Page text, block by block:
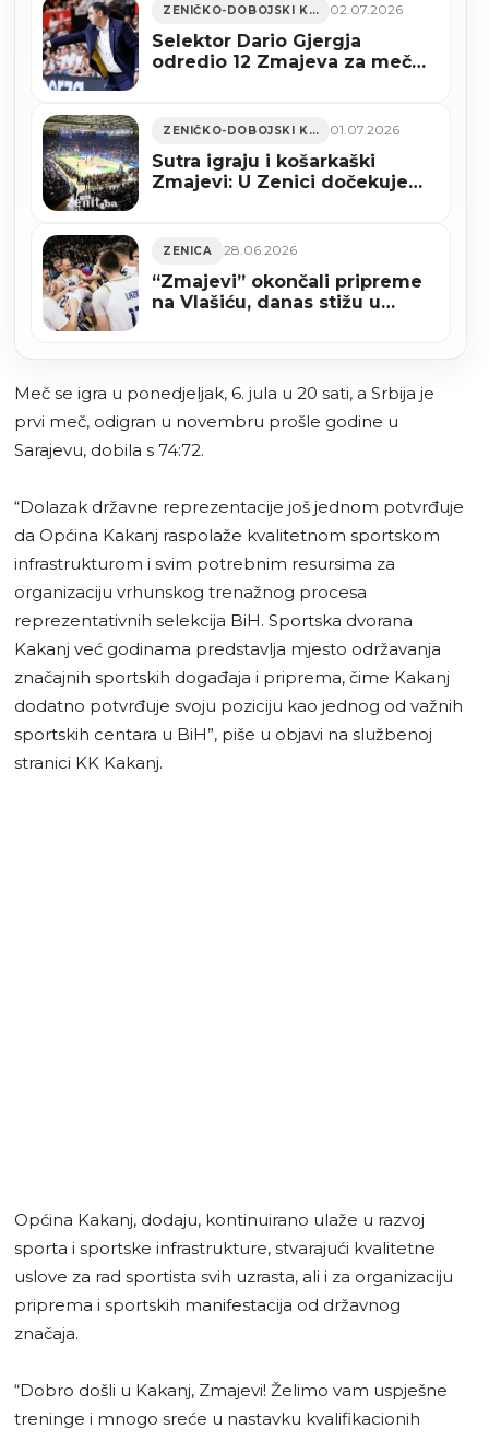
ZENIČKO-DOBOJSKI KANTON 02.07.2026
Selektor Dario Gjergja
odredio 12 Zmajeva za meč
ZENIČKO-DOBOJSKI KANTON 01.07.2026
Sutra igraju i košarkaški
Zmajevi: U Zenici dočekujemo
ZENICA 28.06.2026
“Zmajevi” okončali pripreme
na Vlašiću, danas stižu u
Meč se igra u ponedjeljak, 6. jula u 20 sati, a Srbija je
prvi meč, odigran u novembru prošle godine u
Sarajevu, dobila s 74:72.
“Dolazak državne reprezentacije još jednom potvrđuje
da Općina Kakanj raspolaže kvalitetnom sportskom
infrastrukturom i svim potrebnim resursima za
organizaciju vrhunskog trenažnog procesa
reprezentativnih selekcija BiH. Sportska dvorana
Kakanj već godinama predstavlja mjesto održavanja
značajnih sportskih događaja i priprema, čime Kakanj
dodatno potvrđuje svoju poziciju kao jednog od važnih
sportskih centara u BiH”, piše u objavi na službenoj
stranici KK Kakanj.
Općina Kakanj, dodaju, kontinuirano ulaže u razvoj
sporta i sportske infrastrukture, stvarajući kvalitetne
uslove za rad sportista svih uzrasta, ali i za organizaciju
priprema i sportskih manifestacija od državnog
značaja.
“Dobro došli u Kakanj, Zmajevi! Želimo vam uspješne
treninge i mnogo sreće u nastavku kvalifikacionih